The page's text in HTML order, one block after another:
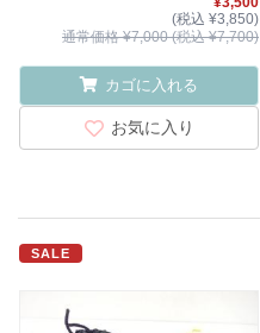
(税込 ¥3,850)
通常価格 ¥7,000 (税込 ¥7,700)
カゴに入れる
お気に入り
SALE